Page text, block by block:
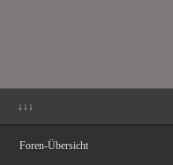
↓↓↓
Foren-Übersicht